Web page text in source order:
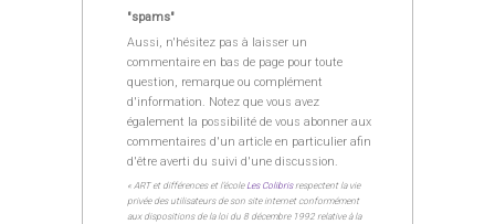
"spams"
Aussi, n'hésitez pas à laisser un
commentaire en bas de page pour toute
question, remarque ou complément
d'information. Notez que vous avez
également la possibilité de vous abonner aux
commentaires d'un article en particulier afin
d'être averti du suivi d'une discussion.
« ART et différences et l’école Les Colibrisrespectent la vie
privée des utilisateurs de son site internet conformément
aux dispositions de la loi du 8 décembre 1992 relative à la